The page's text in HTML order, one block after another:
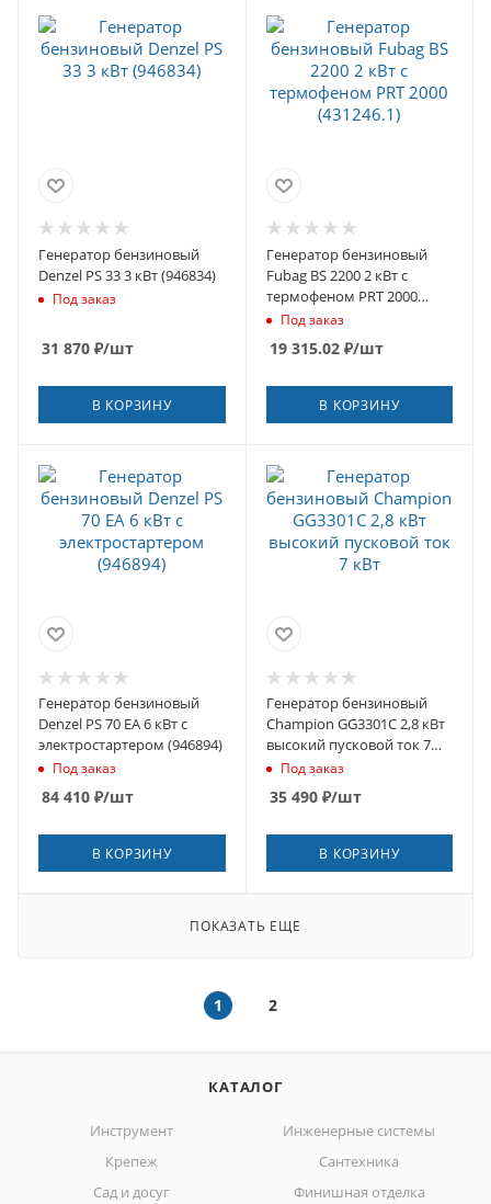
Генератор бензиновый
Denzel PS 33 3 кВт (946834)
Под заказ
31 870 ₽/шт
В КОРЗИНУ
Генератор бензиновый
Fubag BS 2200 2 кВт с
термофеном PRT 2000
(431246.1)
Под заказ
19 315.02₽/шт
В КОРЗИНУ
Генератор бензиновый
Denzel PS 70 EA 6 кВт с
электростартером (946894)
Под заказ
84 410 ₽/шт
В КОРЗИНУ
Генератор бензиновый
Champion GG3301C 2,8 кВт
высокий пусковой ток 7
кВтПод заказ
35 490₽/шт
В КОРЗИНУ
ПОКАЗАТЬ ЕЩЕ
1 2
КАТАЛОГ
Инструмент
Инженерные системы
Крепеж
Сантехника
Сад и досуг
Финишная отделка